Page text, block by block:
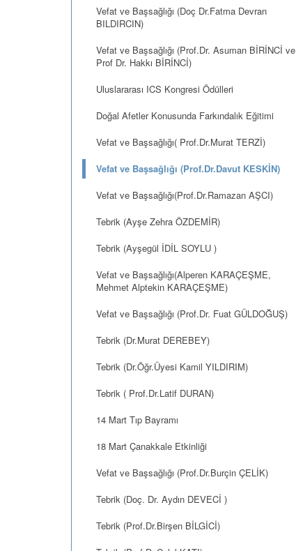
Vefat ve Başsağlığı (Doç Dr.Fatma Devran
BILDIRCIN)
Vefat ve Başsağlığı (Prof.Dr. Asuman BİRİNCİ ve
Prof Dr. Hakkı BİRİNCİ)
Uluslararası ICS Kongresi Ödülleri
Doğal Afetler Konusunda Farkındalık Eğitimi
Vefat ve Başsağlığı( Prof.Dr.Murat TERZİ)
Vefat ve Başsağlığı (Prof.Dr.Davut KESKİN)
Vefat ve Başsağlığı(Prof.Dr.Ramazan AŞCI)
Tebrik (Ayşe Zehra ÖZDEMİR)
Tebrik (Ayşegül İDİL SOYLU )
Vefat ve Başsağlığı(Alperen KARAÇEŞME,
Mehmet Alptekin KARAÇEŞME)
Vefat ve Başsağlığı (Prof.Dr. Fuat GÜLDOĞUŞ)
Tebrik (Dr.Murat DEREBEY)
Tebrik (Dr.Öğr.Üyesi Kamil YILDIRIM)
Tebrik ( Prof.Dr.Latif DURAN)
14 Mart Tıp Bayramı
18 Mart Çanakkale Etkinliği
Vefat ve Başsağlığı (Prof.Dr.Burçin ÇELİK)
Tebrik (Doç. Dr. Aydın DEVECİ )
Tebrik (Prof.Dr.Birşen BİLGİCİ)